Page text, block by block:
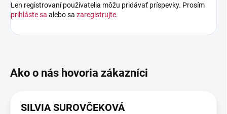
Len registrovaní používatelia môžu pridávať príspevky. Prosím
prihláste sa alebo sa zaregistrujte.
SILVIA SUROVČEKOVÁ